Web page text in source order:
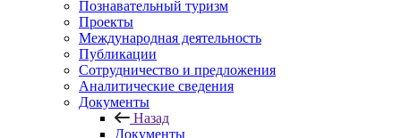
Познавательный туризм
Проекты
Международная деятельность
Публикации
Сотрудничество и предложения
Аналитические сведения
Документы
Назад
Документы